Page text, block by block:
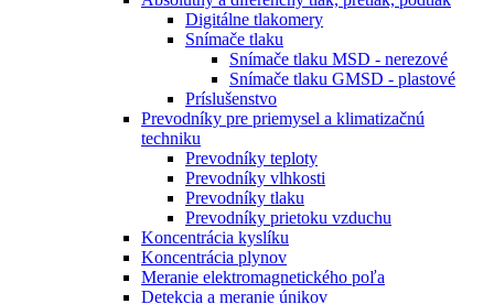
Digitálne tlakomery
Snímače tlaku
Snímače tlaku MSD - nerezové
Snímače tlaku GMSD - plastové
Príslušenstvo
Prevodníky pre priemysel a klimatizačnú
techniku
Prevodníky teploty
Prevodníky vlhkosti
Prevodníky tlaku
Prevodníky prietoku vzduchu
Koncentrácia kyslíku
Koncentrácia plynov
Meranie elektromagnetického poľa
Detekcia a meranie únikov